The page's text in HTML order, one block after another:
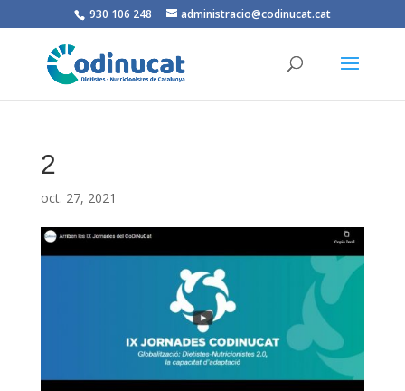
930 106 248 administracio@codinucat.cat
2
oct. 27, 2021